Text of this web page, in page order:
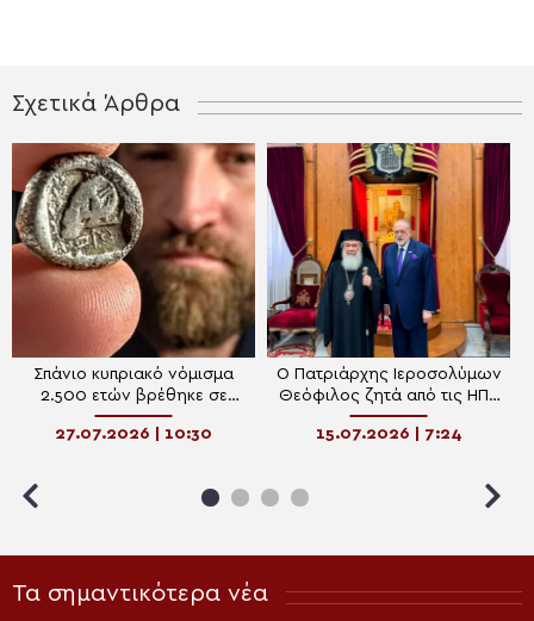
Σχετικά Άρθρα
Σπάνιο κυπριακό νόμισμα
2.500 ετών βρέθηκε σε
παραλία του Ισραήλ
27.07.2026 | 10:30
Ο Πατριάρχης Ιεροσολύμων
Θεόφιλος ζητά από τις ΗΠΑ
τη μεταφορά ασθενών από
τη Γάζα
15.07.2026 | 7:24
Τα σημαντικότερα νέα